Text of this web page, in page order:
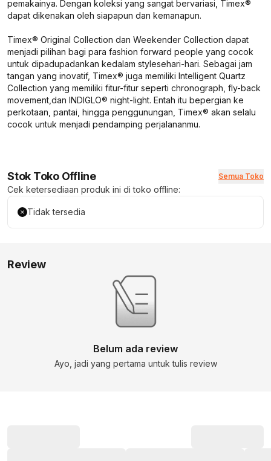
pemakainya. Dengan koleksi yang sangat bervariasi, Timex®
dapat dikenakan oleh siapapun dan kemanapun.
Timex® Original Collection dan Weekender Collection dapat
menjadi pilihan bagi para fashion forward people yang cocok
untuk dipadupadankan kedalam stylesehari-hari. Sebagai jam
tangan yang inovatif, Timex® juga memiliki Intelligent Quartz
Collection yang memiliki fitur-fitur seperti chronograph, fly-back
movement, dan INDIGLO® night-light. Entah itu bepergian ke
perkotaan, pantai, hingga penggunungan, Timex® akan selalu
cocok untuk menjadi pendamping perjalananmu.
Stok Toko Offline Semua Toko
Cek ketersediaan produk ini di toko offline:
Tidak tersedia
Review
Belum ada review
Ayo, jadi yang pertama untuk tulis review